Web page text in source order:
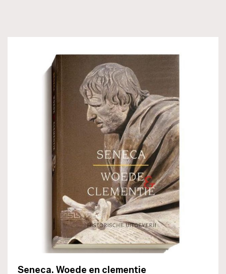
Seneca. Woede en clementie